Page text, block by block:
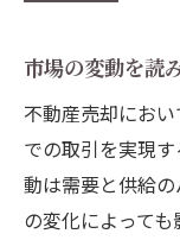
修繕で
プロに
ホーム
購入者
エコフ
市場の変動を読
不動産売却にお
での取引を実現
動は需要と供給
の変化によって